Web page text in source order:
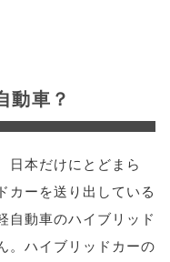
動車？
日本だけにとどまら
カーを送り出している
自動車のハイブリッド
。ハイブリッドカーの